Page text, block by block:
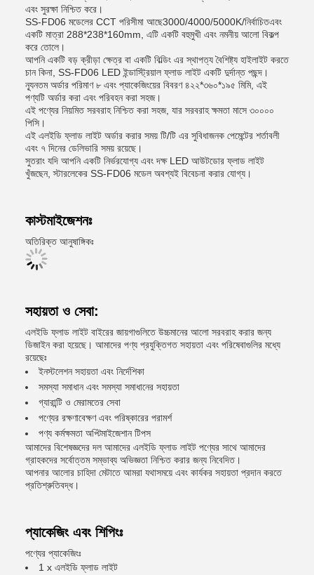
এবং সুরক্ষা নিশ্চিত করে।
SS-FD06 মডেলের CCT পরিসীমা আছে3000/4000/5000K/নির্বাচিতএবং
একটি মাত্রা 288*238*160mm, এটি একটি বহুমুখী এবং নমনীয় আলো বিকল্প
করে তোলে।
আপনি একটি বড় ক্রীড়া ক্ষেত্র বা একটি বিল্ডিং এর স্থাপত্য বৈশিষ্ট্য হাইলাইট করতে
চান কিনা, SS-FD06 LED ইন্ডাস্ট্রিয়াল ফ্লাড লাইট একটি দুর্দান্ত পছন্দ।
ন্যূনতম অর্ডার পরিমাণ ৮ এবং প্যাকেজিংয়ের বিবরণ ৪২২*৩৬০*১৯৫ মিমি, এই
পণ্যটি অর্ডার করা এবং পরিবহন করা সহজ।
এই পণ্যের নিয়মিত সরবরাহ নিশ্চিত করা সহজ, যার সরবরাহ ক্ষমতা মাসে ৩০০০০
পিসি।
এই এলইডি ফ্লাড লাইট অর্ডার করার সময় টি/টি এর সুবিধাজনক পেমেন্টের শর্তাবলী
এবং ৭ দিনের ডেলিভারি সময় রয়েছে।
সুতরাং যদি আপনি একটি নির্ভরযোগ্য এবং দক্ষ LED আউটডোর ফ্লাড লাইট
খুঁজছেন, স্টারলেকের SS-FD06 মডেল অবশ্যই বিবেচনা করার যোগ্য।
কাস্টমাইজেশনঃ
অতিরিক্ত আনুষাঙ্গিকঃ
সহায়তা ও সেবা:
এলইডি ফ্লাড লাইট বাইরের জায়গাগুলিতে উচ্চমানের আলো সরবরাহ করার জন্য
ডিজাইন করা হয়েছে। আমাদের পণ্য প্রযুক্তিগত সহায়তা এবং পরিষেবাগুলির মধ্যে
রয়েছেঃ
ইনস্টলেশন সহায়তা এবং নির্দেশিকা
সমস্যা সমাধান এবং সমস্যা সমাধানের সহায়তা
গ্যারান্টি ও মেরামতের সেবা
পণ্যের রক্ষণাবেক্ষণ এবং পরিষ্কারের পরামর্শ
পণ্য কর্মক্ষমতা অপ্টিমাইজেশান টিপস
আমাদের বিশেষজ্ঞদের দল আমাদের এলইডি ফ্লাড লাইট পণ্যের সাথে আমাদের
গ্রাহকদের সর্বোত্তম সম্ভাব্য অভিজ্ঞতা নিশ্চিত করার জন্য নিবেদিত।
আপনার আলোর চাহিদা মেটাতে আমরা যথাসময়ে এবং কার্যকর সহায়তা প্রদান করতে
প্রতিশ্রুতিবদ্ধ।
প্যাকেজিং এবং শিপিংঃ
পণ্যের প্যাকেজিংঃ
1 x এলইডি ফ্লাড লাইট